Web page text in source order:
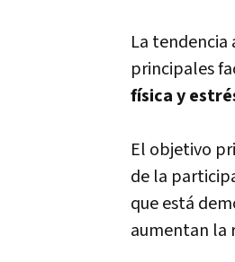
La
principales
física y
El objetivo
de la
que está
aumentan la